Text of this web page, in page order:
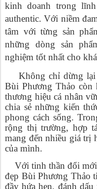
kinh doanh trong
authentic. Với niềm
tâm với từng sản
những dòng sản
nghiệm tốt nhất cho
Không chỉ dừng
Bùi Phương Thảo còn
thương hiệu cá nhân
chia sẻ những kiến
phong cách sống.
rộng thị trường, hợp
mang đến nhiều giá trị
của mình.
Với tinh thần đổi
đẹp Bùi Phương Thảo
đầy hứa hẹn, đánh